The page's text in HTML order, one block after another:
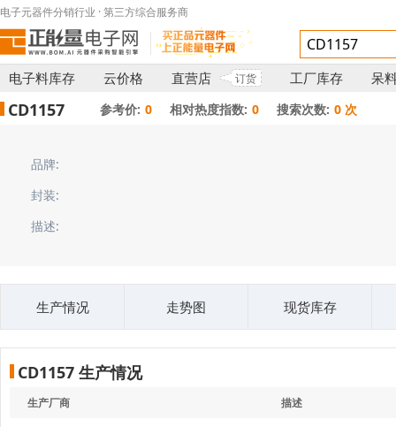
电子元器件分销行业 · 第三方综合服务商
电子料库存 云价格 直营店 订货 工厂库存 呆
CD1157 参考价: 0 相对热度指数: 0 搜索次数: 0 次
品牌:
封装:
描述:
生产情况 走势图 现货库存
CD1157 生产情况
生产厂商 描述